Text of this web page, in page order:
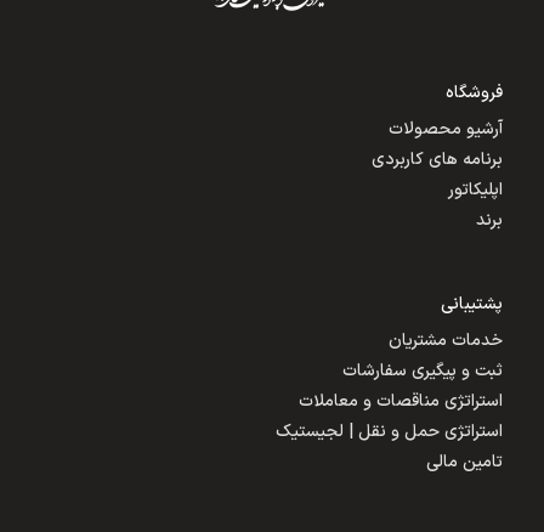
فروشگاه
آرشیو محصولات
برنامه های کاربردی
اپلیکاتور
برند
پشتیبانی
خدمات مشتریان
ثبت و پیگیری سفارشات
استراتژی مناقصات و معاملات
استراتژی حمل و نقل | لجیستیک
تامین مالی